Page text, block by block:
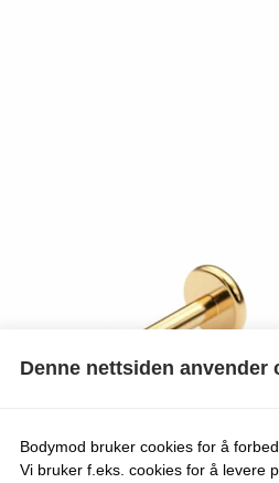
Denne nettsiden anvender
Bodymod bruker cookies for å
Vi bruker f.eks. cookies for å levere